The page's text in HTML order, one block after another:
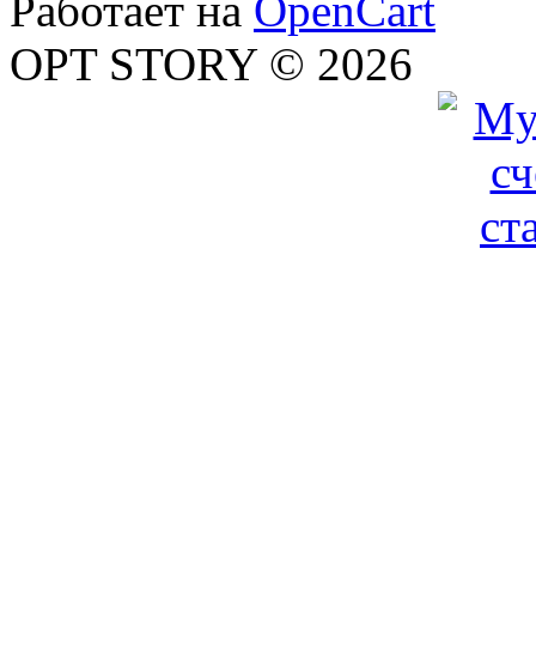
OPT STORY © 2026